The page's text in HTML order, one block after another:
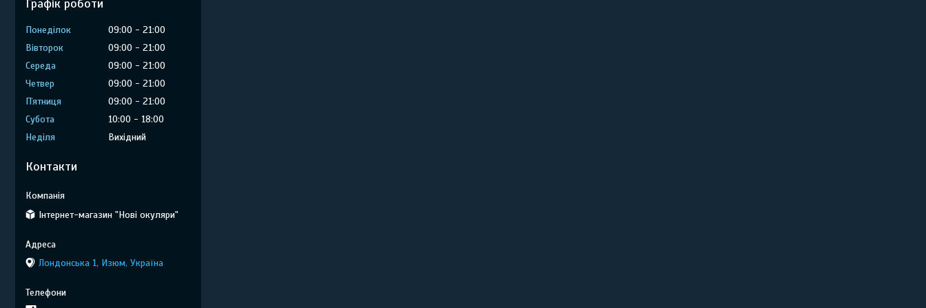
Графік роботи
Понеділок 09:00
21:00
Вівторок
09:00
21:00
Середа
09:00
21:00
Четвер
09:00
21:00
Пʼятниця
09:00
21:00
Субота
10:00
18:00
Неділя
Вихідний
Контакти
Інтернет-магазин "Нові окуляри"
Лондонська 1, Изюм, Україна